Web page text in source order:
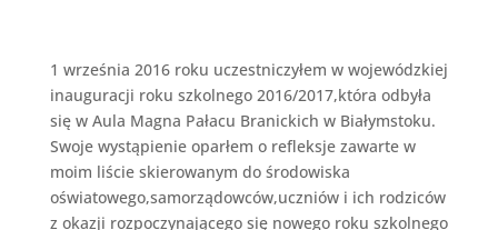
1 września 2016 roku uczestniczyłem w wojewódzkiej
inauguracji roku szkolnego 2016/2017,która odbyła
się w Aula Magna Pałacu Branickich w Białymstoku.
Swoje wystąpienie oparłem o refleksje zawarte w
moim liście skierowanym do środowiska
oświatowego,samorządowców,uczniów i ich rodziców
z okazji rozpoczynającego się nowego roku szkolnego